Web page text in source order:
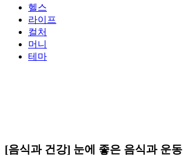
헬스
라이프
컬처
머니
테마
[음식과 건강] 눈에 좋은 음식과 운동